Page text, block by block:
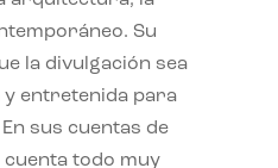
Su
la divulgación sea
entretenida para
sus cuentas de
cuenta todo muy